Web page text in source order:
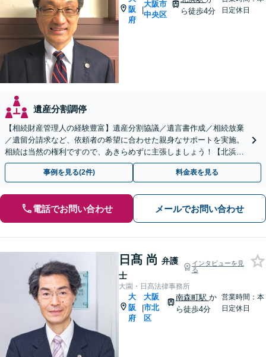
阪
府
|
大阪市
中央区
ら徒歩4分
日定休日
遺産分割調停
【相続財産管理人の経験豊富】遺産分割協議／遺言書作成／相続放棄
／遺留分請求など、依頼者の希望に合わせた親身なサポートを実施。
相続は当然の権利ですので、あきらめずに主張しましょう！【北浜駅
徒歩3分】【初回相談無料】
事例を見る(2件) 料金表を見る
電話でお問い合わせ メールでお問い合わせ
日髙 尚 弁護
士
インタビューを見
る
大園・日髙法律事務所
大
阪
府
|
大阪
市北
区
南森町駅 か
ら徒歩4分
営業時間：本
日定休日